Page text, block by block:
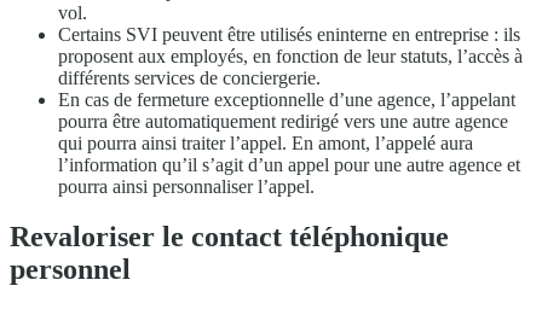
vol.
Certains SVI peuvent être utilisés eninterne en entreprise : ils
proposent aux employés, en fonction de leur statuts, l’accès à
différents services de conciergerie.
En cas de fermeture exceptionnelle d’une agence, l’appelant
pourra être automatiquement redirigé vers une autre agence
qui pourra ainsi traiter l’appel. En amont, l’appelé aura
l’information qu’il s’agit d’un appel pour une autre agence et
pourra ainsi personnaliser l’appel.
Revaloriser le contact téléphonique
personnel